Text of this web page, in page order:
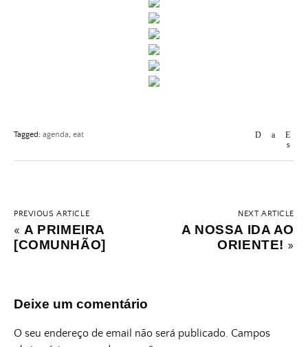
Tagged: agenda, eat
PREVIOUS ARTICLE
«A PRIMEIRA
[COMUNHÃO]
NEXT ARTICLE
A NOSSA IDA AO
ORIENTE! »
Deixe um comentário
O seu endereço de email não será publicado. Campos